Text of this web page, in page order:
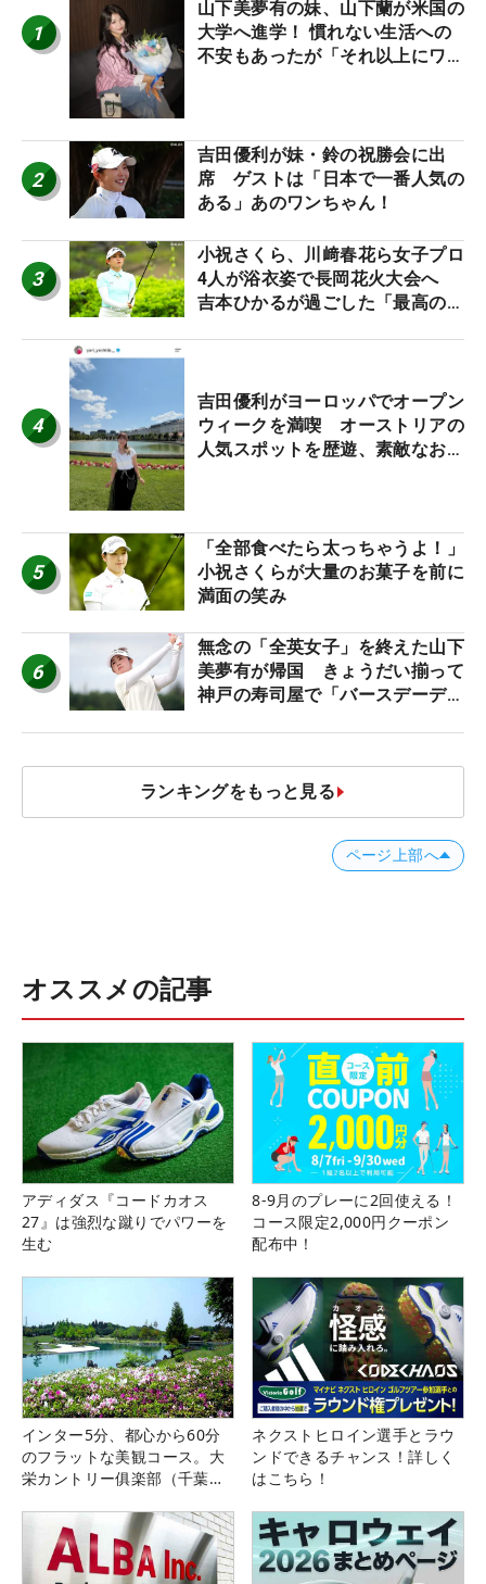
1
山下美夢有の妹、山下蘭が米国の
大学へ進学！ 慣れない生活への
不安もあったが「それ以上にワク
2
吉田優利が妹・鈴の祝勝会に出
席 ゲストは「日本で一番人気の
ある」あのワンちゃん！
3
小祝さくら、川﨑春花ら女子プロ
4人が浴衣姿で長岡花火大会へ
吉本ひかるが過ごした「最高の夏
4
吉田優利がヨーロッパでオープン
ウィークを満喫 オーストリアの
人気スポットを歴遊、素敵なお土
5
「全部食べたら太っちゃうよ！」
小祝さくらが大量のお菓子を前に
満面の笑み
6
無念の「全英女子」を終えた山下
美夢有が帰国 きょうだい揃って
神戸の寿司屋で「バースデーディ
ランキングをもっと見る
ページ上部へ
オススメの記事
アディダス『コードカオス
27』は強烈な蹴りでパワーを
生む
8-9月のプレーに2回使える！
コース限定2,000円クーポン
配布中！
インター5分、都心から60分
のフラットな美観コース。大
栄カントリー俱楽部（千葉
ネクストヒロイン選手とラウ
ンドできるチャンス！詳しく
はこちら！